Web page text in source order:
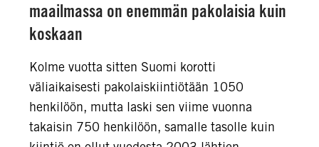
maailmassa on enemmän pakolaisia kuin
koskaan
Kolme vuotta sitten Suomi korotti
väliaikaisesti pakolaiskiintiötään 1050
henkilöön, mutta laski sen viime vuonna
takaisin 750 henkilöön, samalle tasolle kuin